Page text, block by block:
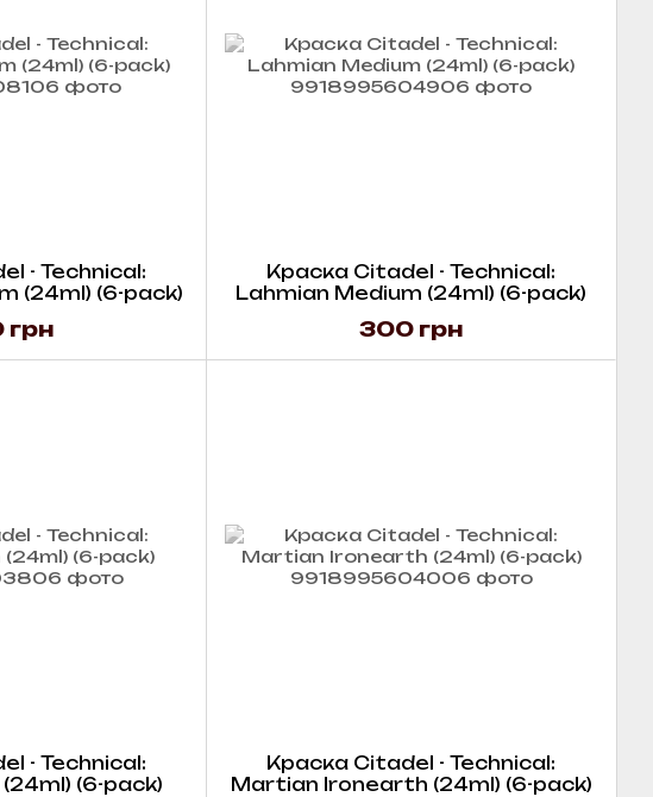
- Technical:
(24ml) (6-pack)
грн
Краска Citadel - Technical:
Lahmian Medium (24ml) (6-pack)
300 грн
- Technical:
(6-pack)
Краска Citadel - Technical:
Martian Ironearth (24ml) (6-pack)